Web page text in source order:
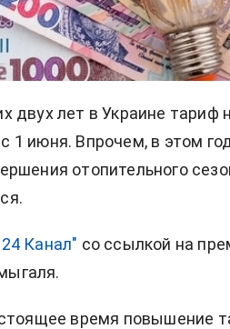
двух лет в Украине тариф
1 июня. Впрочем, в этом
отопительного
24 Канал" со ссылкой на
время повышение